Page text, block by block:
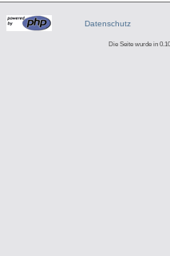
Datenschutz
Die Seite wurde in